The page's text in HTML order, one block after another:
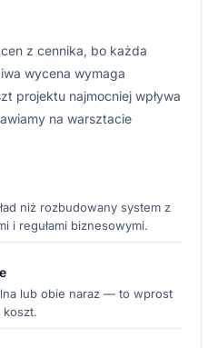
z cennika, bo każda
wycena wymaga
projektu najmocniej wpływa
na warsztacie
niż rozbudowany system z
i regułami biznesowymi.
lub obie naraz — to wprost
koszt.